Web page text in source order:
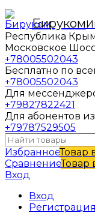
Бируком
Республика
Московское
+78005502043
Бесплатно по
+78005502043
Для
+79827822421
Для абонентов
+79787529505
ИзбранноеТовар
СравнениеТовар
Вход
Вход
Регистрация